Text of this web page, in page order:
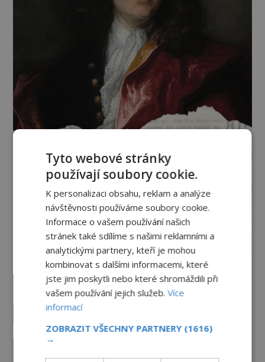
Vesmír a technologie
Tyto webové stránky
používají soubory cookie.
K personalizaci obsahu, reklam a analýze
návštěvnosti používáme soubory cookie.
Informace o vašem používání našich
stránek také sdílíme s našimi reklamními a
analytickými partnery, kteří je mohou
kombinovat s dalšími informacemi, které
jste jim poskytli nebo které shromáždili při
vašem používání jejich služeb.Více
informací
ZOBRAZIT VŠECHNY PARTNERY (1616)
→